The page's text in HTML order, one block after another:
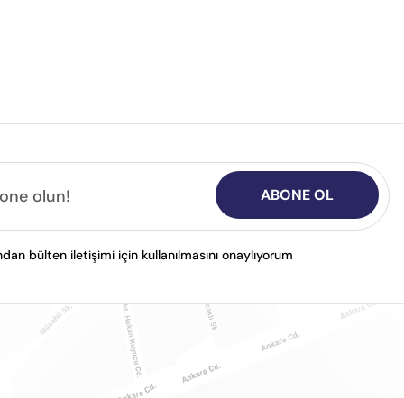
ABONE OL
bülten iletişimi için kullanılmasını onaylıyorum